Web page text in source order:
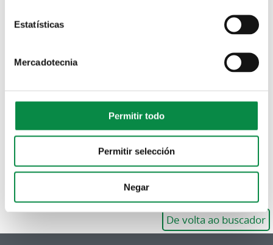
Estatísticas
Mercadotecnia
Permitir todo
Permitir selección
Negar
municipais do concello de Ames
De volta ao buscador